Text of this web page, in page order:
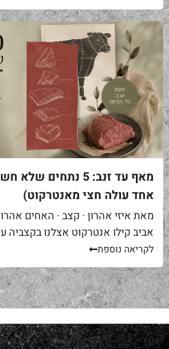
מאף עד זנב: 5 נתחים
אחד עולה חצי מאנטרקוט)
מאת איזי אהרון · קצב · האחים
ל-₪220. מחיר יפה – וגם מוצדק, כי זה...
לקריאה נוספת